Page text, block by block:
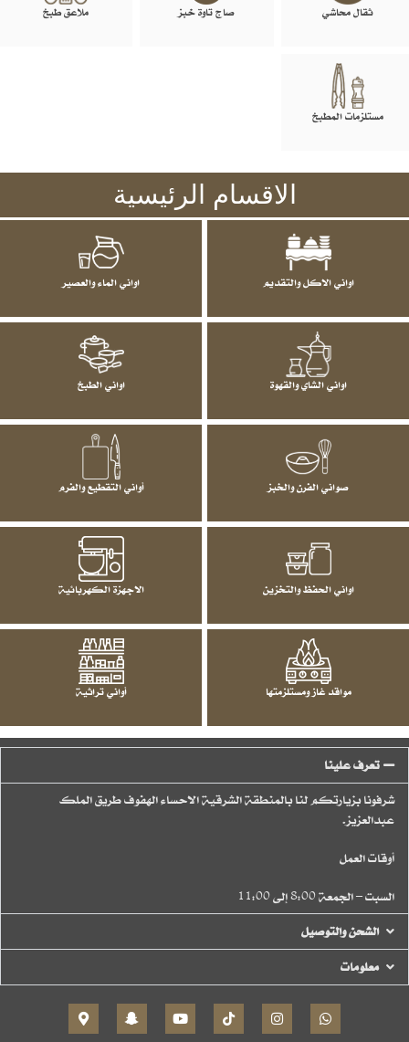
ثقال محاشي صاج تاوة خبز ملاعق طبخ
مستلزمات المطبخ
الاقسام الرئيسية
اواني الاكل والتقديم اواني الماء والعصير
اواني الشاي والقهوة اواني الطبخ
صواني الفرن والخبز أواني التقطيع والفرم
اواني الحفظ والتخزين الاجهزة الكهربائية
مواقد غاز ومستلزمتها أواني تراثية
تعرف علينا
شرفونا بزيارتكم لنا بالمنطقة الشرقية الاحساء الهفوف طريق الملك
عبدالعزيز.
أوقات العمل
السبت – الجمعة 8:00 إلى 11:00
الشحن والتوصيل
معلومات